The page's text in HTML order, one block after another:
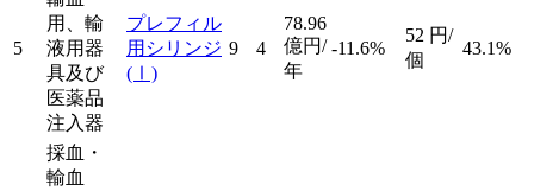
5
用、輸
液用器
具及び
医薬品
注入器
プレフィル
用シリンジ
(Ⅰ)
9 4
78.96
億円/
年
-11.6%
52 円/
個
43.1%
採血・
輸血